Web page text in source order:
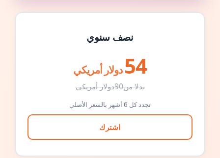
نصف سنوي
54 دولار أمريكي
بدلا من90دولار أمريكي
تجدد كل 6 أشهر بالسعر الأصلي
اشترك